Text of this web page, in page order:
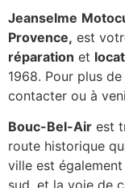
Jeanselme
Provence, est
réparation et
1968. Pour plus
contacter ou à
Bouc-Bel-Air est
route historique
ville est également